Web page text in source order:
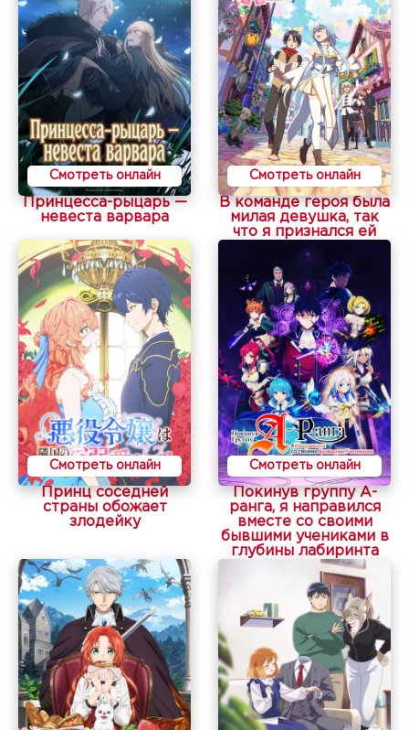
Смотреть онлайн
Принцесса-рыцарь —
невеста варвара
Смотреть онлайн
В команде героя была
милая девушка, так
что я признался ей
Смотреть онлайн
Принц соседней
страны обожает
злодейку
Смотреть онлайн
Покинув группу А-
ранга, я направился
вместе со своими
бывшими учениками в
глубины лабиринта